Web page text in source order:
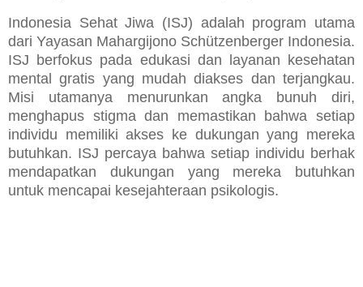
Indonesia Sehat Jiwa (ISJ) adalah program utama
dari Yayasan Mahargijono Schützenberger Indonesia.
ISJ berfokus pada edukasi dan layanan kesehatan
mental gratis yang mudah diakses dan terjangkau.
Misi utamanya menurunkan angka bunuh diri,
menghapus stigma dan memastikan bahwa setiap
individu memiliki akses ke dukungan yang mereka
butuhkan. ISJ percaya bahwa setiap individu berhak
mendapatkan dukungan yang mereka butuhkan
untuk mencapai kesejahteraan psikologis.